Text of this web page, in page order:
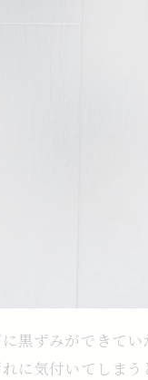
黒ずみができて
に気付いてしま